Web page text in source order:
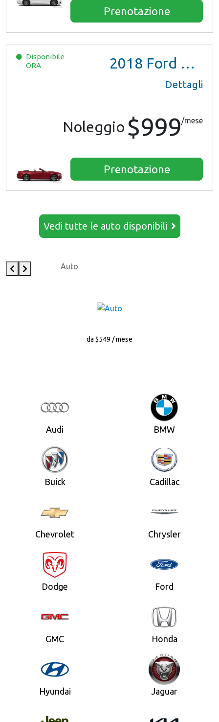
Prenotazione
Disponibile
ORA
2018 Ford Mustang
Dettagli
Noleggio $999/mese
Prenotazione
Vedi tutte le auto disponibili
Auto
da $549 / mese
Audi BMW
Buick Cadillac
Chevrolet Chrysler
Dodge Ford
GMC Honda
Hyundai Jaguar